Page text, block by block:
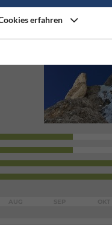
erfahren